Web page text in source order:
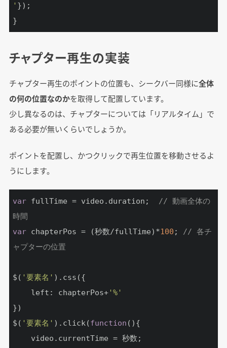
' });
}
チャプター再生の実装
チャプター再生のポイントの位置も、シークバー同様に全体
の何の位置なのかを取得して配置しています。
少し異なるのは、チャプターについては「リアルタイム」で
ある必要が無いくらいでしょうか。
ポイントを配置し、かつクリックで再生位置を移動させるよ
うにします。
var
// 動画全体の
時間
var chapterPos = (秒数/fullTime)*100 ; // 各チ
ャプターの位置
$( '要素名' ).css({
	left: chapterPos+
'%'
})
$( '要素名' ).click(function ( ) {